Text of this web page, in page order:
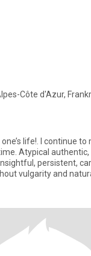
Côte d'Azur,
life!. I continue
curious,
persistent,
vulgarity and